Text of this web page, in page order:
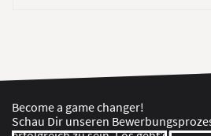
Become a game changer!
Schau Dir unseren